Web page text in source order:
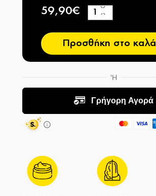
59,90€
−
+
Προσθήκη στο